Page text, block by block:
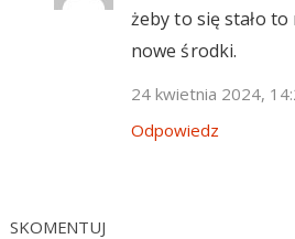
żeby to się stało to
nowe środki.
24 kwietnia 2024,
Odpowiedz
SKOMENTUJ